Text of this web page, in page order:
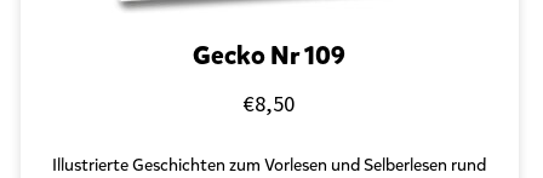
Gecko Nr 109
€8,50
Illustrierte Geschichten zum Vorlesen und Selberlesen rund